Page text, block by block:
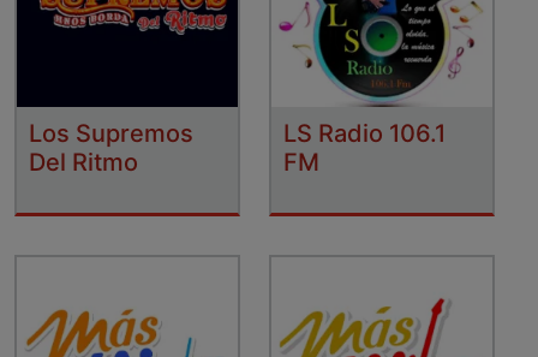
Los Supremos
Del Ritmo
LS Radio 106.1
FM